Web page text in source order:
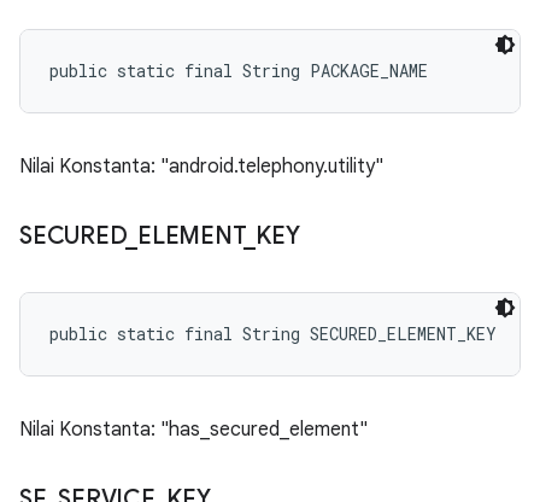
public static final String PACKAGE_NAME
Nilai Konstanta: "android.telephony.utility"
SECURED_ ELEMENT_ KEY
public static final String SECURED_ELEMENT_KEY
Nilai Konstanta: "has_secured_element"